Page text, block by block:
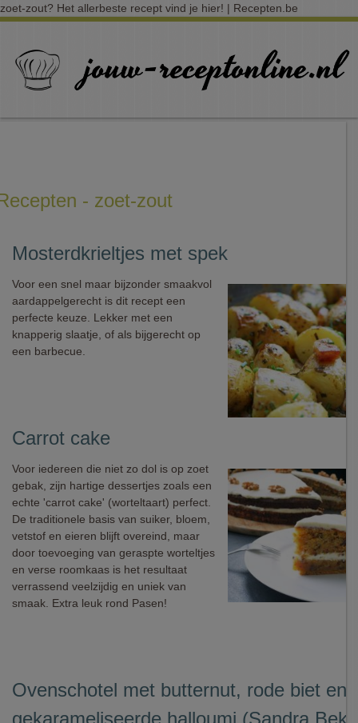
zoet-zout? Het allerbeste recept vind je hier! | Recepten.be
- zoet-zout
Mosterdkrieltjes met spek
Voor een snel maar bijzonder smaakvol
aardappelgerecht is dit recept een
perfecte keuze. Lekker met een
knapperig slaatje, of als bijgerecht op
een barbecue.
Carrot cake
Voor iedereen die niet zo dol is op zoet
gebak, zijn hartige dessertjes zoals een
echte 'carrot cake' (worteltaart) perfect.
De traditionele basis van suiker, bloem,
vetstof en eieren blijft overeind, maar
door toevoeging van geraspte worteltjes
en verse roomkaas is het resultaat
verrassend veelzijdig en uniek van
smaak. Extra leuk rond Pasen!
Ovenschotel met butternut, rode biet en
gekarameliseerde halloumi (Sandra